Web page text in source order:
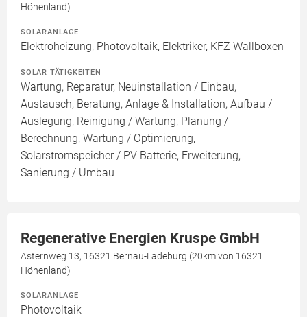
Höhenland)
SOLARANLAGE
Elektroheizung, Photovoltaik, Elektriker, KFZ Wallboxen
SOLAR TÄTIGKEITEN
Wartung, Reparatur, Neuinstallation / Einbau,
Austausch, Beratung, Anlage & Installation, Aufbau /
Auslegung, Reinigung / Wartung, Planung /
Berechnung, Wartung / Optimierung,
Solarstromspeicher / PV Batterie, Erweiterung,
Sanierung / Umbau
Regenerative Energien Kruspe GmbH
Asternweg 13, 16321 Bernau-Ladeburg (20km von 16321
Höhenland)
SOLARANLAGE
Photovoltaik